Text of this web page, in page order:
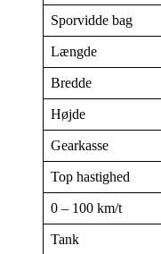
Sporvidde bag
Længde
Bredde
Højde
Gearkasse
Top hastighed
0 – 100 km/t
Tank